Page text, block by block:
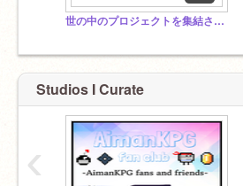
世の中のプロジェクトを集結させるためのスタジオ（招待大歓迎ｗｗｗｗｗｗｗｗｗｗｗｗｗｗｗｗｗｗｗｗｗｗ）
Studios I Curate
‹